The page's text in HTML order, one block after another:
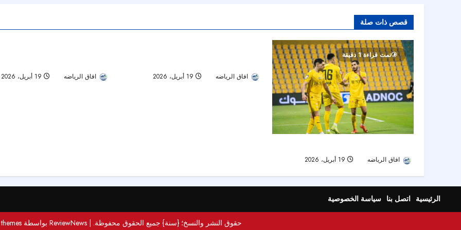
قصص ذات صلة
تمت قراءة 1 دقيقة
افاق الرياضه
افاق الرياضه افاق الرياضه
الرئيسية اتصل بنا سياسة الخصوصية
حقوق النشر والنسخ؛ {سنة} جميع الحقوق محفوظة. |
ReviewNews بواسطة AF themes.